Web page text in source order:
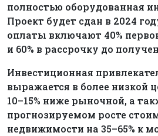
полностью оборудованная
Проект будет сдан в 2024
оплаты включают 40%
и 60% в рассрочку до
Инвестиционная
выражается в более низкой
10–15% ниже рыночной, а
прогнозируемом росте
недвижимости на 35–65% к